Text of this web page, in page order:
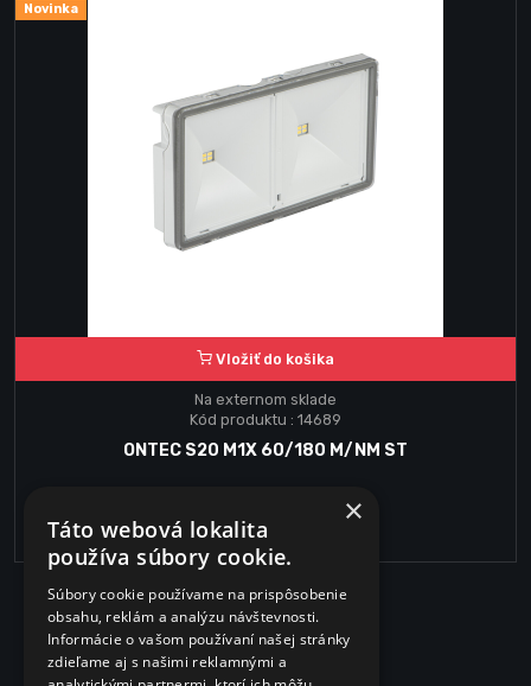
Novinka
Vložiť do košika
Na externom sklade
Kód produktu : 14689
ONTEC S20 M1X 60/180 M/NM ST
59.45€ ×
Táto webová lokalita
používa súbory cookie.
Súbory cookie používame na prispôsobenie
obsahu, reklám a analýzu návštevnosti.
Informácie o vašom používaní našej stránky
zdieľame aj s našimi reklamnými a